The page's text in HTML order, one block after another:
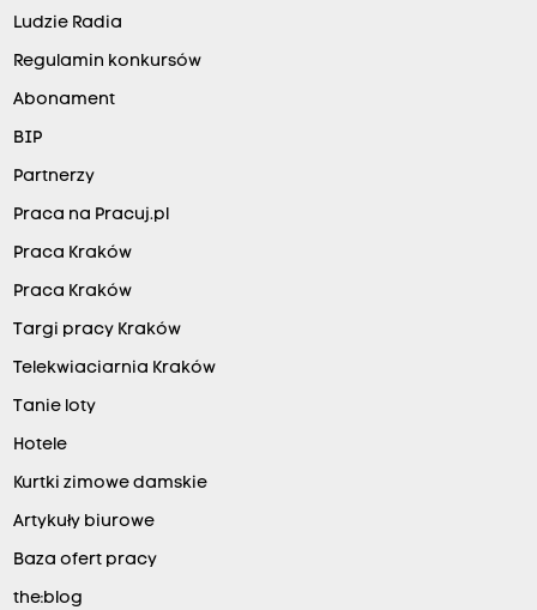
Ludzie Radia
Regulamin konkursów
Abonament
BIP
Partnerzy
Praca na Pracuj.pl
Praca Kraków
Praca Kraków
Targi pracy Kraków
Telekwiaciarnia Kraków
Tanie loty
Hotele
Kurtki zimowe damskie
Artykuły biurowe
Baza ofert pracy
the:blog